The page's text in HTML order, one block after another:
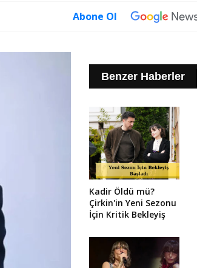
Abone Ol
Benzer Haberler
Kadir Öldü mü?
Çirkin'in Yeni Sezonu
İçin Kritik Bekleyiş